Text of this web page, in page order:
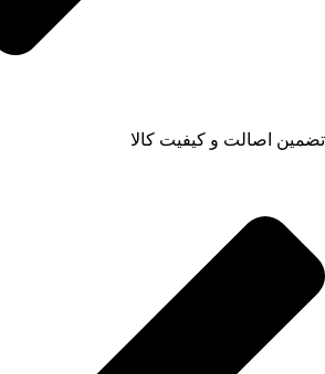
تضمین اصالت و کیفیت کالا